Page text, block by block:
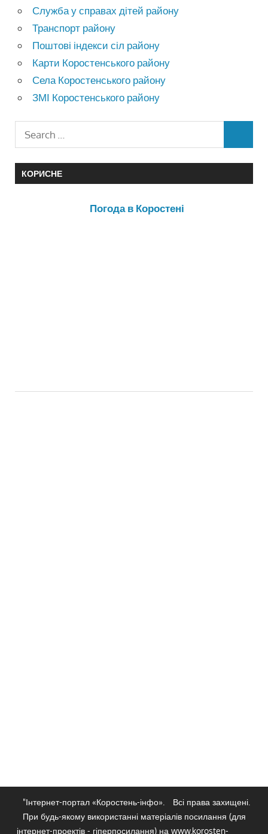
Служба у справах дітей району
Транспорт району
Поштові індекси сіл району
Карти Коростенського району
Села Коростенського району
ЗМІ Коростенського району
КОРИСНЕ
Погода в Коростені
"Інтернет-портал «Коростень-інфо».
Всі права захищені.
При будь-якому використанні матеріалів посилання (для
інтернет-проектів - гіперпосилання) на www.korosten-